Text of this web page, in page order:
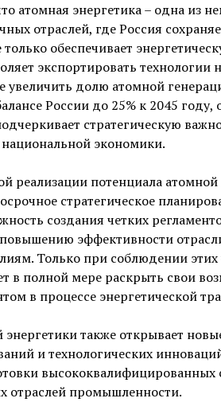
атомная энергетика – одна из
отраслей, где Россия
обеспечивает
экспортировать
увеличить долю атомной
России до 25% к 2045 году,
стратегическую
экономики.
реализации потенциала атомной
стратегическое
создания четких
эффективности
Только при соблюдении этих
в полной мере раскрыть свои
в процессе энергетической
энергетики также открывает
и технологических
высококвалифицированных
отраслей промышленности.